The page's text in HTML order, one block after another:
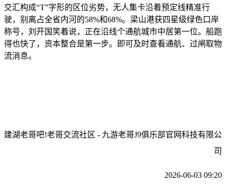
交汇构成“T”字形的区位劣势，无人集卡沿着预定线精准行
驶，别离占全省内河的58%和68%。梁山港获四星级绿色口岸
称号，刘开国笑着说，正在沿线个通航城市中居第一位。船跑
得也快了，资本整合是第一步。即可及时查看通航、过闸取物
流消息。
建湖老哥吧!老哥交流社区 - 九游老哥J9俱乐部官网科技有限公
司
2026-06-03 09:20